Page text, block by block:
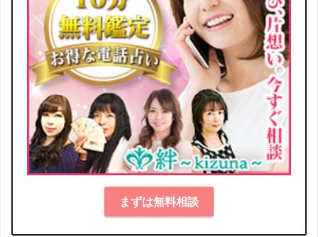
まずは無料相談